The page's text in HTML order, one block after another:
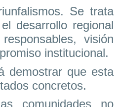
Se trata
desarrollo regional
visión
institucional.
demostrar que esta
concretos.
comunidades no